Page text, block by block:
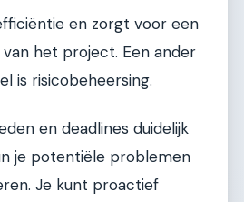
en zorgt voor een
het project. Een ander
is risicobeheersing.
en deadlines duidelijk
je potentiële problemen
Je kunt proactief